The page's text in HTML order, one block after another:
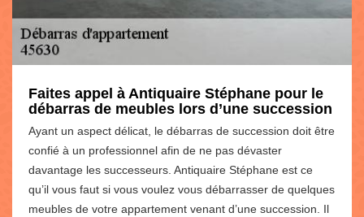
Faites appel à Antiquaire Stéphane pour le
débarras de meubles lors d’une succession
Ayant un aspect délicat, le débarras de succession doit être
confié à un professionnel afin de ne pas dévaster
davantage les successeurs. Antiquaire Stéphane est ce
qu’il vous faut si vous voulez vous débarrasser de quelques
meubles de votre appartement venant d’une succession. Il